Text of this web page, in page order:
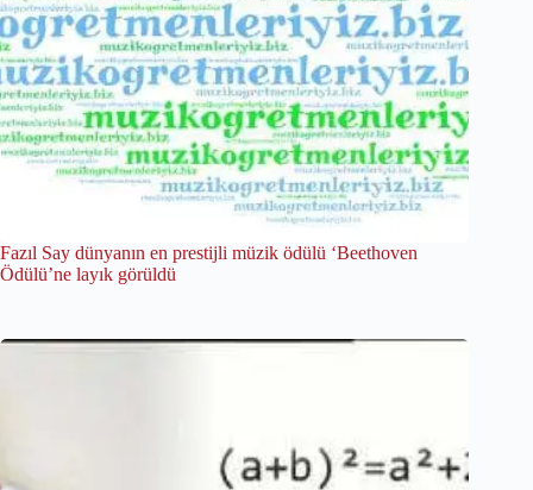
Fazıl Say dünyanın en prestijli müzik ödülü ‘Beethoven
Ödülü’ne layık görüldü